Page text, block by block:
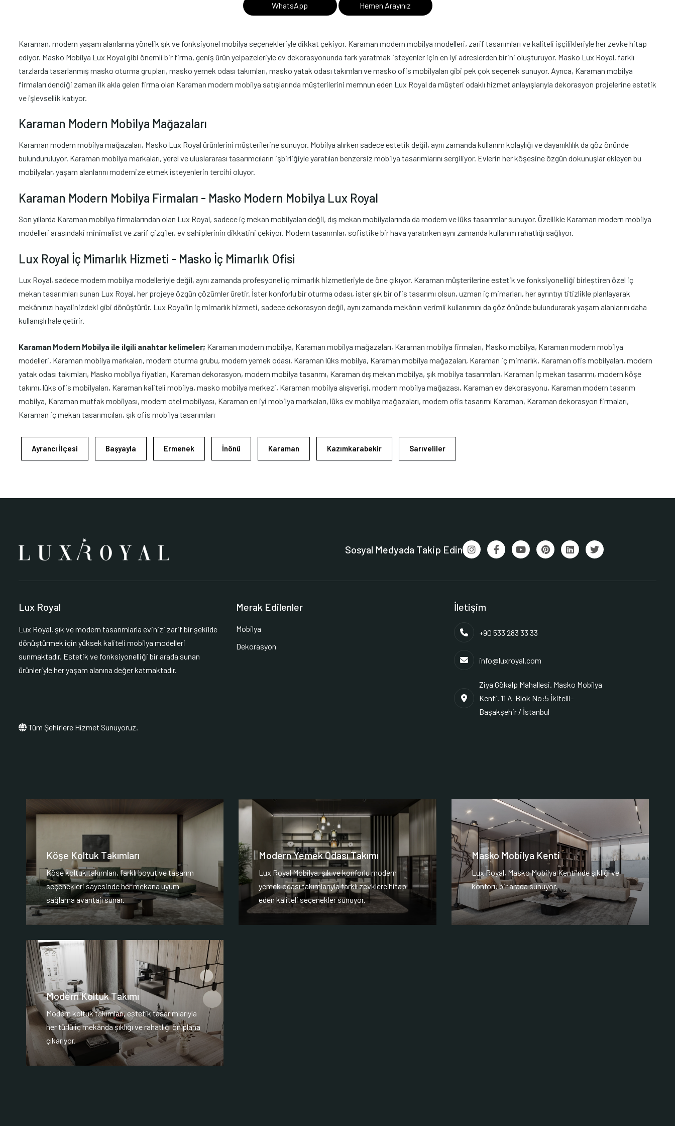
WhatsApp Hemen Arayınız
Karaman, modern yaşam alanlarına yönelik şık ve fonksiyonel mobilya seçenekleriyle dikkat çekiyor. Karaman modern mobilya modelleri, zarif tasarımları ve kaliteli işçilikleriyle her zevke hitap
ediyor. Masko Mobilya Lux Royal gibi önemli bir firma, geniş ürün yelpazeleriyle ev dekorasyonunda fark yaratmak isteyenler için en iyi adreslerden birini oluşturuyor. Masko Lux Royal, farklı
tarzlarda tasarlanmış masko oturma grupları, masko yemek odası takımları, masko yatak odası takımları ve masko ofis mobilyaları gibi pek çok seçenek sunuyor. Ayrıca, Karaman mobilya
firmaları dendiği zaman ilk akla gelen firma olan Karaman modern mobilya satışlarında müşterilerini memnun eden Lux Royal da müşteri odaklı hizmet anlayışlarıyla dekorasyon projelerine estetik
ve işlevsellik katıyor.
Karaman Modern Mobilya Mağazaları
Karaman modern mobilya mağazaları, Masko Lux Royal ürünlerini müşterilerine sunuyor. Mobilya alırken sadece estetik değil, aynı zamanda kullanım kolaylığı ve dayanıklılık da göz önünde
bulunduruluyor. Karaman mobilya markaları, yerel ve uluslararası tasarımcıların işbirliğiyle yaratılan benzersiz mobilya tasarımlarını sergiliyor. Evlerin her köşesine özgün dokunuşlar ekleyen bu
mobilyalar, yaşam alanlarını modernize etmek isteyenlerin tercihi oluyor.
Karaman Modern Mobilya Firmaları - Masko Modern Mobilya Lux Royal
Son yıllarda Karaman mobilya firmalarından olan Lux Royal, sadece iç mekan mobilyaları değil, dış mekan mobilyalarında da modern ve lüks tasarımlar sunuyor. Özellikle Karaman modern mobilya
modelleri arasındaki minimalist ve zarif çizgiler, ev sahiplerinin dikkatini çekiyor. Modern tasarımlar, sofistike bir hava yaratırken aynı zamanda kullanım rahatlığı sağlıyor.
Lux Royal İç Mimarlık Hizmeti - Masko İç Mimarlık Ofisi
Lux Royal, sadece modern mobilya modelleriyle değil, aynı zamanda profesyonel iç mimarlık hizmetleriyle de öne çıkıyor. Karaman müşterilerine estetik ve fonksiyonelliği birleştiren özel iç
mekan tasarımları sunan Lux Royal, her projeye özgün çözümler üretir. İster konforlu bir oturma odası, ister şık bir ofis tasarımı olsun, uzman iç mimarları, her ayrıntıyı titizlikle planlayarak
mekânınızı hayalinizdeki gibi dönüştürür. Lux Royal’in iç mimarlık hizmeti, sadece dekorasyon değil, aynı zamanda mekânın verimli kullanımını da göz önünde bulundurarak yaşam alanlarını daha
kullanışlı hale getirir.
Karaman Modern Mobilya ile ilgili anahtar kelimeler; Karaman modern mobilya, Karaman mobilya mağazaları, Karaman mobilya firmaları, Masko mobilya, Karaman modern mobilya
modelleri, Karaman mobilya markaları, modern oturma grubu, modern yemek odası, Karaman lüks mobilya, Karaman mobilya mağazaları, Karaman iç mimarlık, Karaman ofis mobilyaları, modern
yatak odası takımları, Masko mobilya fiyatları, Karaman dekorasyon, modern mobilya tasarımı, Karaman dış mekan mobilya, şık mobilya tasarımları, Karaman iç mekan tasarımı, modern köşe
takımı, lüks ofis mobilyaları, Karaman kaliteli mobilya, masko mobilya merkezi, Karaman mobilya alışverişi, modern mobilya mağazası, Karaman ev dekorasyonu, Karaman modern tasarım
mobilya, Karaman mutfak mobilyası, modern otel mobilyası, Karaman en iyi mobilya markaları, lüks ev mobilya mağazaları, modern ofis tasarımı Karaman, Karaman dekorasyon firmaları,
Karaman iç mekan tasarımcıları, şık ofis mobilya tasarımları
Ayrancı İlçesi Başyayla Ermenek İnönü Karaman Kazımkarabekir Sarıveliler
Sosyal Medyada Takip Edin
Lux Royal
Lux Royal, şık ve modern tasarımlarla evinizi zarif bir şekilde
dönüştürmek için yüksek kaliteli mobilya modelleri
sunmaktadır. Estetik ve fonksiyonelliği bir arada sunan
ürünleriyle her yaşam alanına değer katmaktadır.
Tüm Şehirlere Hizmet Sunuyoruz.
Merak Edilenler
Mobilya
Dekorasyon
İletişim
+90 533 283 33 33
info@luxroyal.com
Ziya Gökalp Mahallesi. Masko Mobilya
Kenti. 11 A-Blok No:5 İkitelli-
Başakşehir / İstanbul
Köşe Koltuk Takımları
Köşe koltuk takımları, farklı boyut ve tasarım
seçenekleri sayesinde her mekana uyum
sağlama avantajı sunar.
Modern Yemek Odası Takımı
Lux Royal Mobilya, şık ve konforlu modern
yemek odası takımlarıyla farklı zevklere hitap
eden kaliteli seçenekler sunuyor.
Masko Mobilya Kenti
Lux Royal, Masko Mobilya Kenti'nde şıklığı ve
konforu bir arada sunuyor.
Modern Koltuk Takımı
Modern koltuk takımları, estetik tasarımlarıyla
her türlü iç mekânda şıklığı ve rahatlığı ön plana
çıkarıyor.